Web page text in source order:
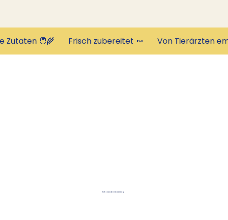
Schonende Zubereitung